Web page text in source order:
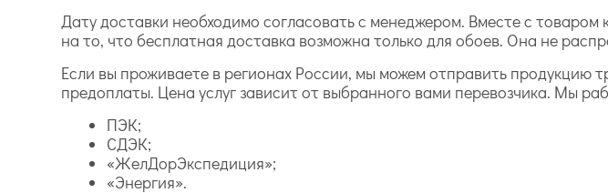
Дату доставки необходимо согласовать с менеджером. Вместе с
на то, что бесплатная доставка возможна только для обоев. Она не
Если вы проживаете в регионах России, мы можем отправить продукцию
предоплаты. Цена услуг зависит от выбранного вами перевозчика. Мы
ПЭК;
СДЭК;
«ЖелДорЭкспедиция»;
«Энергия».